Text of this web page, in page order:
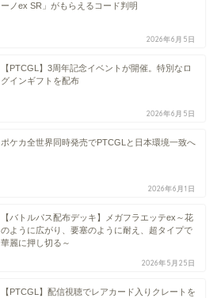
ーノex SR」がもらえるコード判明
2026年6月5日
【PTCGL】3周年記念イベントが開催。特別なロ
グインギフトを配布
2026年6月5日
ポケカ全世界同時発売でPTCGLと日本環境一致へ
2026年6月1日
【バトルパス配布デッキ】メガフラエッテex～花
のように広がり、要塞のように耐え、超タイプで
華麗に押し切る～
2026年5月25日
【PTCGL】配信視聴でレアカード入りクレートを